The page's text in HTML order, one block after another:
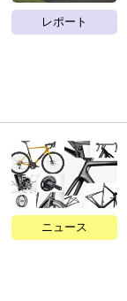
レポート
ニュース